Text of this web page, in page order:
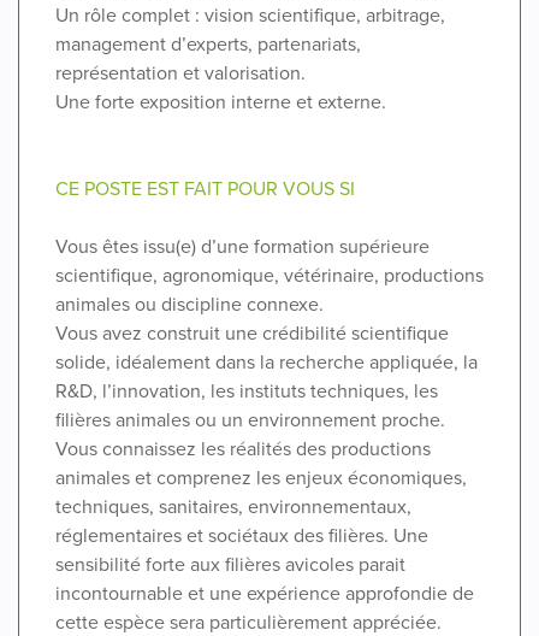
Un rôle complet : vision scientifique, arbitrage,
management d’experts, partenariats,
représentation et valorisation.
Une forte exposition interne et externe.
CE POSTE EST FAIT POUR VOUS SI
Vous êtes issu(e) d’une formation supérieure
scientifique, agronomique, vétérinaire, productions
animales ou discipline connexe.
Vous avez construit une crédibilité scientifique
solide, idéalement dans la recherche appliquée, la
R&D, l’innovation, les instituts techniques, les
filières animales ou un environnement proche.
Vous connaissez les réalités des productions
animales et comprenez les enjeux économiques,
techniques, sanitaires, environnementaux,
réglementaires et sociétaux des filières. Une
sensibilité forte aux filières avicoles parait
incontournable et une expérience approfondie de
cette espèce sera particulièrement appréciée.